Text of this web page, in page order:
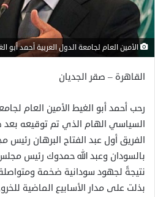
الأمين العام لجامعة الدول العربية أحمد أبو
القاهرة – صقر الجديان
رحب أحمد أبو الغيط الأمين العام
السياسي الهام الذي تم توقيعه
الفريق أول عبد الفتاح البرهان رئيس
بالسودان وعبد الله حمدوك رئيس مجلس
نتيجةً لجهود سودانية ضخمة
بذلت على مدار الأسابيع الماضية